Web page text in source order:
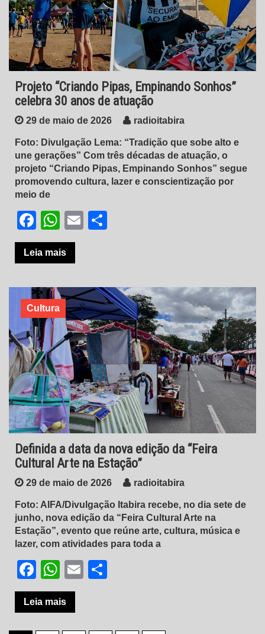
Projeto “Criando Pipas, Empinando Sonhos”
celebra 30 anos de atuação
29 de maio de 2026 radioitabira
Foto: Divulgação Lema: “Tradição que sobe alto e
une gerações” Com três décadas de atuação, o
projeto “Criando Pipas, Empinando Sonhos” segue
promovendo cultura, lazer e conscientização por
meio de
Facebook
WhatsApp
Email
Leia mais
Cultura
Definida a data da nova edição da “Feira
Cultural Arte na Estação”
29 de maio de 2026 radioitabira
Foto: AIFA/Divulgação Itabira recebe, no dia sete de
junho, nova edição da “Feira Cultural Arte na
Estação”, evento que reúne arte, cultura, música e
lazer, com atividades para toda a
Facebook
WhatsApp
Email
Leia mais